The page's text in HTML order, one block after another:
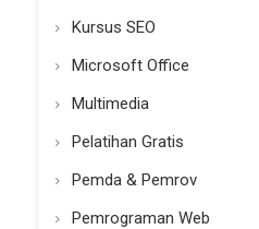
Kursus SEO
Microsoft Office
Multimedia
Pelatihan Gratis
Pemda & Pemrov
Pemrograman Web